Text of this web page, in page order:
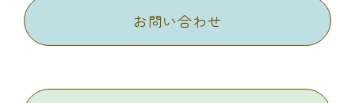
お問い合わせ